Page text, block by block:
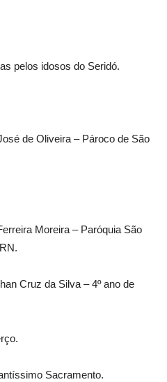
pelos idosos do Seridó.
de Oliveira – Pároco de São
Moreira – Paróquia São
Cruz da Silva – 4º ano de
Sacramento.